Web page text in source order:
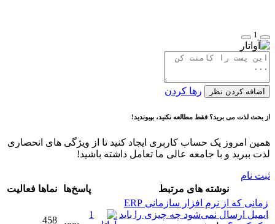
1
اضافه کردن نظر رها کردن
از بحث لذت می برید؟ فقط مطالعه نکنید، بپیوندید!
همین امروز یک حساب کاربری ایجاد کنید تا از ویژگی های انحصاری
لذت ببرید و با جامعه عالی ما تعامل داشته باشید!
ثبت نام
نوشته های مرتبط
پاسخ‌ها نماها فعالیت
زمانی که از نرم افزار سازمانی ERP
ایمیل ارسال نمی‌شود چه چیزی را باید
1
458